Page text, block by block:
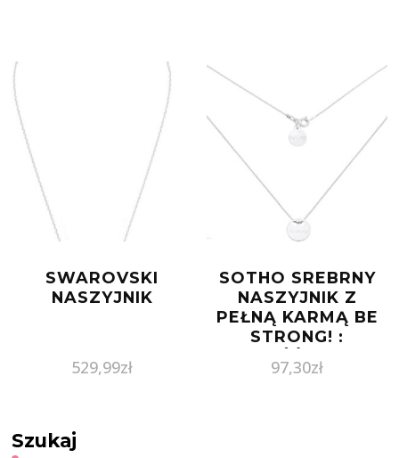
SWAROVSKI
NASZYJNIK
529,99zł
SOTHO SREBRNY
NASZYJNIK Z
PEŁNĄ KARMĄ BE
STRONG! :
97,30zł
Szukaj